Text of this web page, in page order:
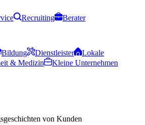
Recruiting
Berater
Bildung Dienstleister
Lokale
& Medizin
Kleine Unternehmen
von Kunden